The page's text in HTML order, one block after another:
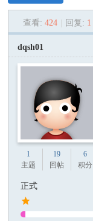
1
查看: 424 回复: 1
dqsh01
1
主题
19
回帖
6
积分
正式